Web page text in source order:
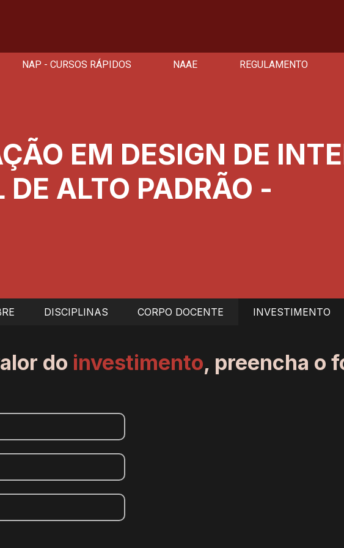
NAP - CURSOS RÁPIDOS NAAE REGULAMENTO
EM DESIGN DE
DE ALTO PADRÃO -
DISCIPLINAS CORPO DOCENTE INVESTIMENTO
do investimento, preencha o